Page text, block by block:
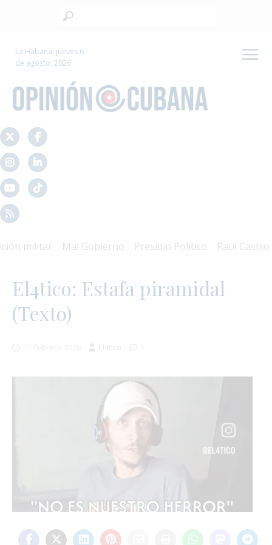
La Habana, jueves 6
de agosto, 2026
militar Mal Gobierno Presidio Político Raúl Castro
El4tico: Estafa piramidal
(Texto)